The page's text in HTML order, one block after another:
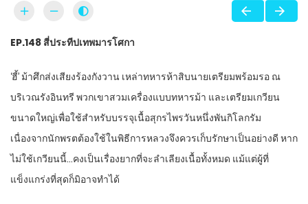
EP.148 สี่ประทีปเทพมารโศกา
‘ฮี้’ ม้าศึกส่งเสียงร้องกังวาน เหล่าทหารห้าสิบนายเตรียมพร้อมรอ ณ
บริเวณรังอินทรี พวกเขาสวมเครื่องแบบทหารม้า และเตรียมเกวียน
ขนาดใหญ่เพื่อใช้สำหรับบรรจุเนื้อสุกรไพรวันหนึ่งพันกิโลกรัม
เนื่องจากนักพรตต้องใช้ในพิธีการหลวงจึงควรเก็บรักษาเป็นอย่างดี หาก
ไม่ใช้เกวียนนี้…คงเป็นเรื่องยากที่จะลำเลียงเนื้อทั้งหมด แม้แต่ผู้ที่
แข็งแกร่งที่สุดก็มิอาจทำได้